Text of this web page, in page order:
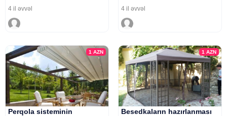
4 il əvvəl 4 il əvvəl
1AZN
Perqola sisteminin
1 AZN
Besedkaların hazırlanması